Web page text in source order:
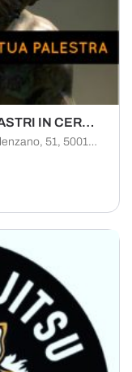
A.S.D. ASTRI IN CERCHIO
Via di Calenzano, 51, 50019 Comune di Sesto Fiorentino FI, Italy